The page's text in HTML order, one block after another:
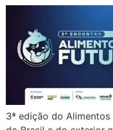
3ª edição do